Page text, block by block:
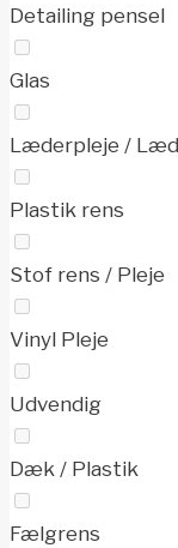
Detailing pensel
Glas
Læderpleje /
Plastik rens
Stof rens / Pleje
Vinyl Pleje
Udvendig
Dæk / Plastik
Fælgrens